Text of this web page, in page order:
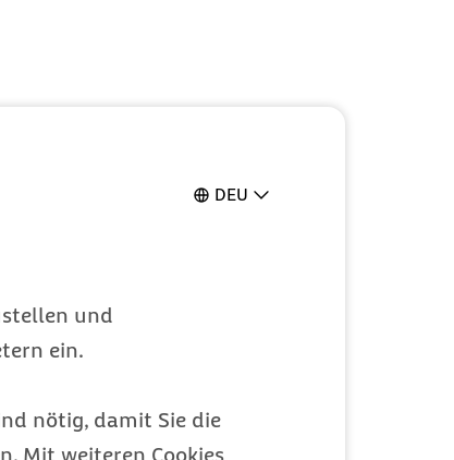
DEU
und
ein.
nötig, damit Sie die
Mit weiteren Cookies